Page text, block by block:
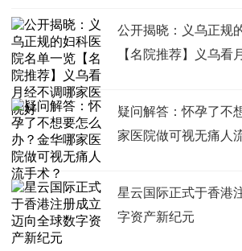
公开揭晓：义乌正规
【名院推荐】义乌看
疑问解答：怀孕了不
家医院做可视无痛人
星云国际正式于香港
字资产新纪元